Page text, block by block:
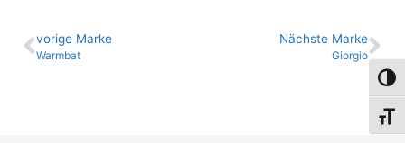
vo­ri­ge Marke
Warmbat
Nächste Marke
Giorgio